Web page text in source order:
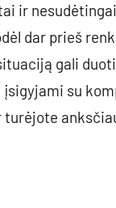
ir
dar prieš
gali
su
turėjote